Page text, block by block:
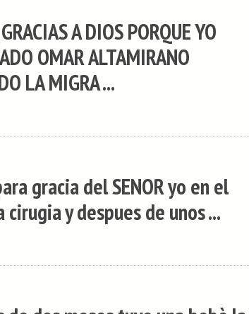
A DIOS PORQUE YO
OMAR ALTAMIRANO
LA MIGRA ...
gracia del SENOR yo en el
y despues de unos ...